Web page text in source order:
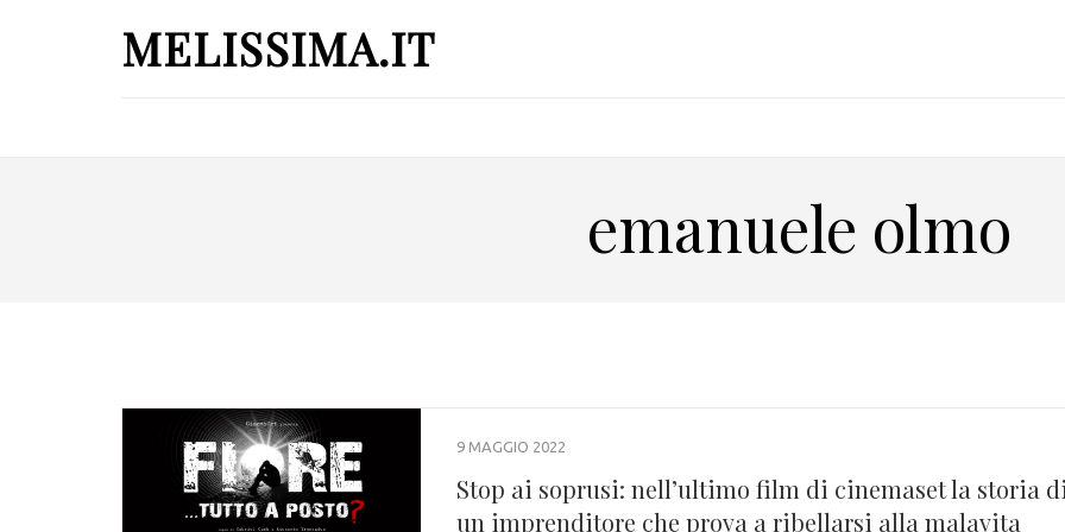
MELISSIMA.IT
emanuele olmo
9 MAGGIO 2022
Stop ai soprusi: nell’ultimo film di cinemaset la storia di
un imprenditore che prova a ribellarsi alla malavita